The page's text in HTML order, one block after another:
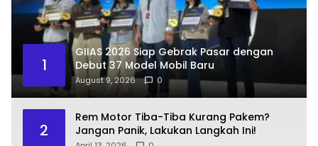
1
GIIAS 2026 Siap Gebrak Pasar dengan
Debut 37 Model Mobil Baru
August 9, 2026 0
2
Rem Motor Tiba-Tiba Kurang Pakem?
Jangan Panik, Lakukan Langkah Ini!